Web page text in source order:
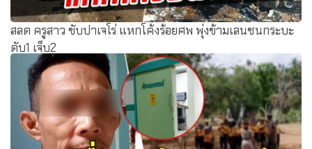
สลด ครูสาว ขับปาเจโร่ แหกโค้งร้อยศพ พุ่งข้ามเลนชนกระบะ
ดับ1 เจ็บ2